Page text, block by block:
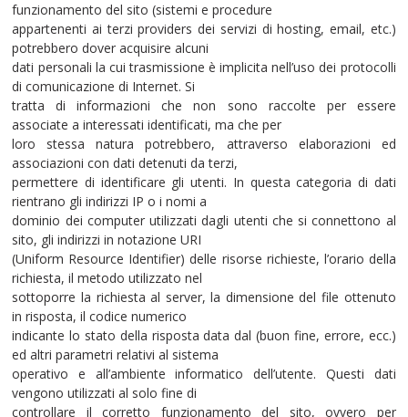
funzionamento del sito (sistemi e procedure
appartenenti ai terzi providers dei servizi di hosting, email, etc.)
potrebbero dover acquisire alcuni
dati personali la cui trasmissione è implicita nell’uso dei protocolli
di comunicazione di Internet. Si
tratta di informazioni che non sono raccolte per essere
associate a interessati identificati, ma che per
loro stessa natura potrebbero, attraverso elaborazioni ed
associazioni con dati detenuti da terzi,
permettere di identificare gli utenti. In questa categoria di dati
rientrano gli indirizzi IP o i nomi a
dominio dei computer utilizzati dagli utenti che si connettono al
sito, gli indirizzi in notazione URI
(Uniform Resource Identifier) delle risorse richieste, l’orario della
richiesta, il metodo utilizzato nel
sottoporre la richiesta al server, la dimensione del file ottenuto
in risposta, il codice numerico
indicante lo stato della risposta data dal (buon fine, errore, ecc.)
ed altri parametri relativi al sistema
operativo e all’ambiente informatico dell’utente. Questi dati
vengono utilizzati al solo fine di
controllare il corretto funzionamento del sito, ovvero per